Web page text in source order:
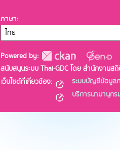
ภาษา
Powered by:
สนับสนุนระบบ Thai-GDC โดย สำนักงานส
เว็บไซต์ที่เกี่ยวข้อง:
ระบบบัญชีข้อมูล
บริการนามานุก